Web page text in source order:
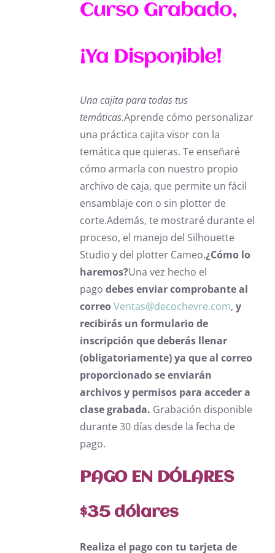
Curso Grabado,
¡Ya Disponible!
Una cajita para todas tus
temáticas.Aprende cómo personalizar
una práctica cajita visor con la
temática que quieras. Te enseñaré
cómo armarla con nuestro propio
archivo de caja, que permite un fácil
ensamblaje con o sin plotter de
corte.Además, te mostraré durante el
proceso, el manejo del Silhouette
Studio y del plotter Cameo.¿Cómo lo
haremos?Una vez hecho el
pagodebes enviar comprobante al
correoVentas@decochevre.com,y
recibirás un formulario de
inscripción que deberás llenar
(obligatoriamente) ya que al correo
proporcionado se enviarán
archivosy permisos para acceder a
clase grabada. Grabación disponible
durante 30 días desde la fecha de
pago.
PAGO EN DÓLARES
$35 dólares
Realiza el pago con tu tarjeta de